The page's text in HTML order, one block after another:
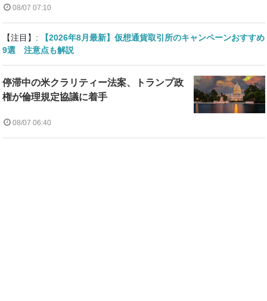
08/07 07:10
【注目】:
【2026年8月最新】仮想通貨取引所のキャンペーンおすすめ
9選 注意点も解説
停滞中の米クラリティー法案、トランプ政
権が倫理規定協議に着手
08/07 06:40